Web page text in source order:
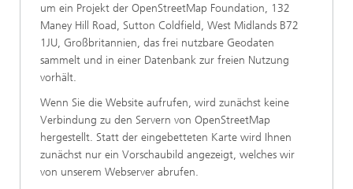
um ein Projekt der OpenStreetMap Foundation, 132
Maney Hill Road, Sutton Coldfield, West Midlands B72
1JU, Großbritannien, das frei nutzbare Geodaten
sammelt und in einer Datenbank zur freien Nutzung
vorhält.
Wenn Sie die Website aufrufen, wird zunächst keine
Verbindung zu den Servern von OpenStreetMap
hergestellt. Statt der eingebetteten Karte wird Ihnen
zunächst nur ein Vorschaubild angezeigt, welches wir
von unserem Webserver abrufen.